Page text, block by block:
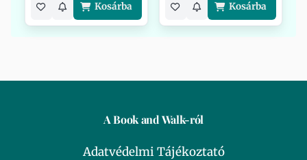
Kosárba Kosárba
A Book and Walk-ról
Adatvédelmi Tájékoztató